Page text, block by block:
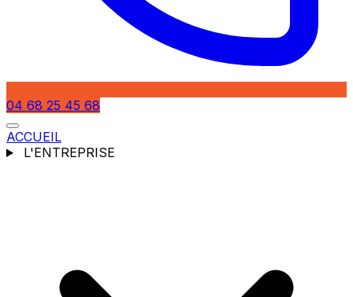
04 68 25 45 68
ACCUEIL
L'ENTREPRISE